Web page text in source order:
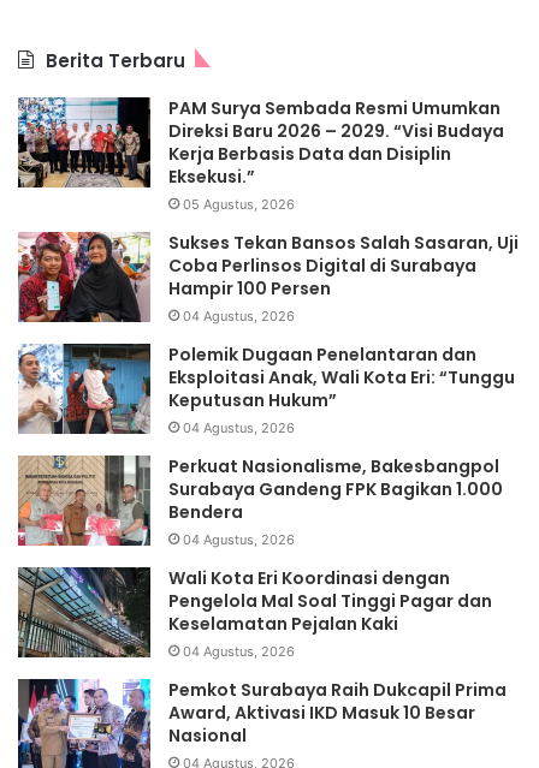
Berita Terbaru
PAM Surya Sembada Resmi Umumkan
Direksi Baru 2026 – 2029. “Visi Budaya
Kerja Berbasis Data dan Disiplin
Eksekusi.”
05 Agustus, 2026
Sukses Tekan Bansos Salah Sasaran, Uji
Coba Perlinsos Digital di Surabaya
Hampir 100 Persen
04 Agustus, 2026
Polemik Dugaan Penelantaran dan
Eksploitasi Anak, Wali Kota Eri: “Tunggu
Keputusan Hukum”
04 Agustus, 2026
Perkuat Nasionalisme, Bakesbangpol
Surabaya Gandeng FPK Bagikan 1.000
Bendera
04 Agustus, 2026
Wali Kota Eri Koordinasi dengan
Pengelola Mal Soal Tinggi Pagar dan
Keselamatan Pejalan Kaki
04 Agustus, 2026
Pemkot Surabaya Raih Dukcapil Prima
Award, Aktivasi IKD Masuk 10 Besar
Nasional
04 Agustus, 2026